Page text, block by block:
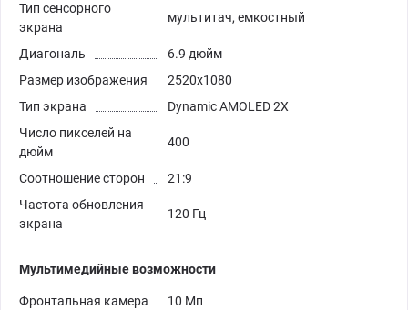
Тип сенсорного
экрана
мультитач, емкостный
Диагональ
6.9 дюйм
Размер изображения
2520x1080
Тип экрана
Dynamic AMOLED 2X
Число пикселей на
дюйм
400
Соотношение сторон
21:9
Частота обновления
экрана
120 Гц
Мультимедийные возможности
Фронтальная камера
10 Мп